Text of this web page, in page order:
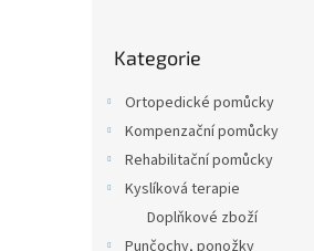
kategorie
Kategorie
Ortopedické pomůcky
Kompenzační pomůcky
Rehabilitační pomůcky
Kyslíková terapie
Doplňkové zboží
Punčochy, ponožky